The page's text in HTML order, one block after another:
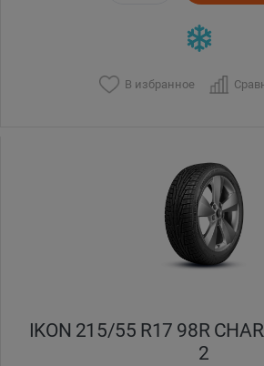
В избранное
IKON 215/55 R17 98R
2